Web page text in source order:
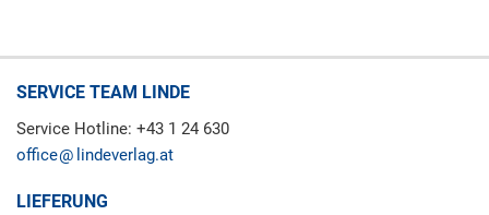
SERVICE TEAM LINDE
Service Hotline: +43 1 24 630
office
lindeverlag.at
LIEFERUNG